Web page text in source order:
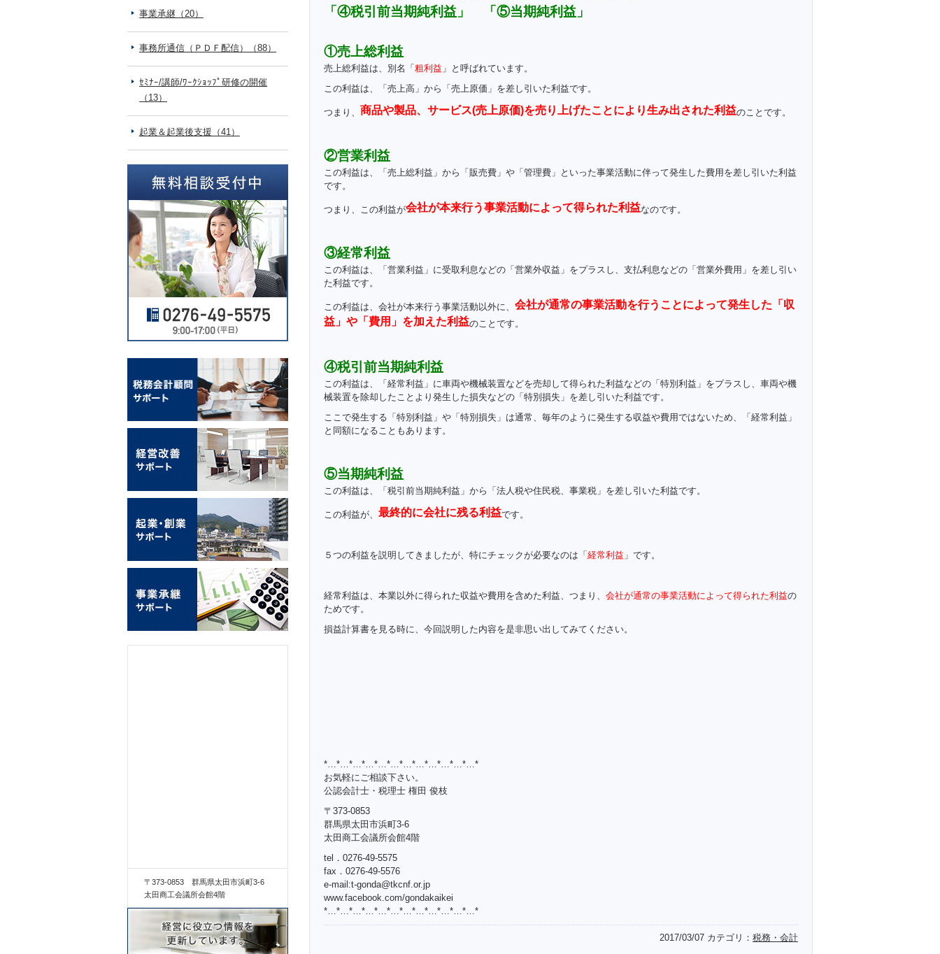
「④税引前当期純利益」 「⑤当期純利益」
①売上総利益
売上総利益は、別名「 粗利益 」と呼ばれています。
この利益は、「売上高」から「売上原価」を差し引いた利益です。
つまり、 商品や製品、サービス(売上原価)を売り上げたことにより生み出された利益のことです。
②営業利益
この利益は、「売上総利益」から「販売費」や「管理費」といった事業活動に伴って発生した費用を差し引いた利益
です。
つまり、この利益が会社が本来行う事業活動によって得られた利益なのです。
③経常利益
この利益は、「営業利益」に受取利息などの「営業外収益」をプラスし、支払利息などの「営業外費用」を差し引い
た利益です。
この利益は、会社が本来行う事業活動以外に、 会社が通常の事業活動を行うことによって発生した「収
益」や「費用」を加えた利益のことです。
④税引前当期純利益
この利益は、「経常利益」に車両や機械装置などを売却して得られた利益などの「特別利益」をプラスし、車両や機
械装置を除却したことより発生した損失などの「特別損失」を差し引いた利益です。
ここで発生する「特別利益」や「特別損失」は通常、毎年のように発生する収益や費用ではないため、「経常利益」
と同額になることもあります。
⑤当期純利益
この利益は、「税引前当期純利益」から「法人税や住民税、事業税」を差し引いた利益です。
この利益が、 最終的に会社に残る利益です。
５つの利益を説明してきましたが、特にチェックが必要なのは「 経常利益 」です。
経常利益は、本業以外に得られた収益や費用を含めた利益、つまり、 会社が通常の事業活動によって得られた利益の
ためです。
損益計算書を見る時に、今回説明した内容を是非思い出してみてください。
*…*…*…*…*…*…*…*…*…*…*…*…*
お気軽にご相談下さい。
公認会計士・税理士 権田 俊枝
〒373-0853
群馬県太田市浜町3-6
太田商工会議所会館4階
tel．0276-49-5575
fax．0276-49-5576
e-mail:t-gonda@tkcnf.or.jp
www.facebook.com/gondakaikei
*…*…*…*…*…*…*…*…*…*…*…*…*
2017/03/07 カテゴリ： 税務・会計
事業承継（20）
事務所通信（ＰＤＦ配信）（88）
ｾﾐﾅｰ/講師/ﾜｰｸｼｮｯﾌﾟ研修の開催
（13）
起業＆起業後支援（41）
〒373-0853 群馬県太田市浜町3-6
太田商工会議所会館4階